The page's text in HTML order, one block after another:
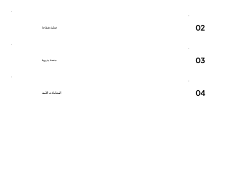
عملية شفافة 02
منصة بديهية 03
المعاملات الآمنة 04